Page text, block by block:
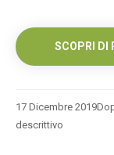
SCOPRI DI
17 Dicembre 2019
descrittivo